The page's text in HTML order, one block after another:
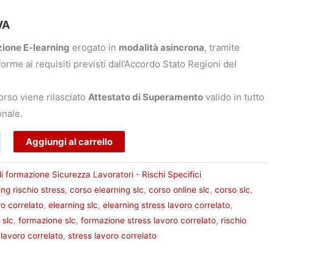
E-learning erogato in modalità asincrona, tramite
ai requisiti previsti dall’Accordo Stato Regioni del
viene rilasciato Attestato di Superamento valido in tutto
Aggiungi al carrello
formazione Sicurezza Lavoratori - Rischi Specifici
rischio stress, corso elearning slc, corso online slc, corso slc,
correlato, elearning slc, elearning stress lavoro correlato,
slc, formazione slc, formazione stress lavoro correlato, rischio
correlato, stress lavoro correlato